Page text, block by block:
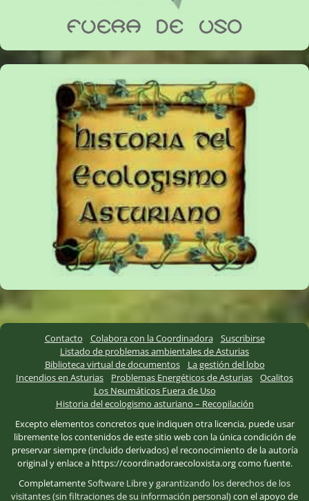
Contacto Colabora con la Coordinadora
Suscribirse
Listado de problemas ambientales de Asturias
Biblioteca virtual de documentos
La gestión del lobo
Incendios en Asturias
Problemas Energéticos de Asturias
Ocalitos
Los Neumáticos Fuera de Uso
Historia del ecologismo asturiano – Recopilación
Excepto elementos concretos que indiquen otra licencia, puede usar
libremente los contenidos de este sitio web con la única condición de
preservar siempre (incluido derivados) el reconocimiento de la autoría
original y enlace a https://coordinadoraecoloxista.org como fuente.
CompletamenteSoftware Libreygarantizando los derechos de los
visitantes (sin filtraciones de su información personal)con el apoyo de